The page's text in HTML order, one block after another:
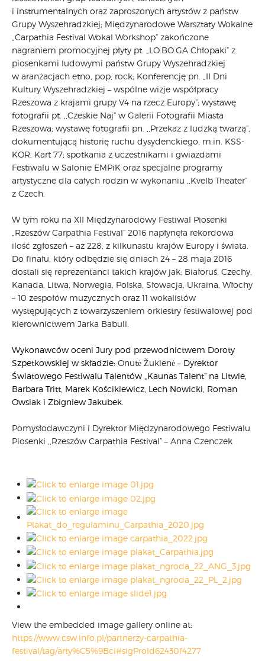
i instrumentalnych oraz zaproszonych artystów z państw
Grupy Wyszehradzkiej; Międzynarodowe Warsztaty Wokalne
„Carpathia Festival Wokal Workshop” zakończone
nagraniem promocyjnej płyty pt. „LO.BO.GA Chłopaki” z
piosenkami ludowymi państw Grupy Wyszehradzkiej
w aranżacjach etno, pop, rock; Konferencję pn. „II Dni
Kultury Wyszehradzkiej – wspólne wizje współpracy
Rzeszowa z krajami grupy V4 na rzecz Europy”; wystawę
fotografii pt. ,,Czeskie Naj” w Galerii Fotografii Miasta
Rzeszowa; wystawę fotografii pn. ,,Przekaz z ludzką twarzą”,
dokumentującą historię ruchu dysydenckiego, m.in. KSS-
KOR, Kart 77; spotkania z uczestnikami i gwiazdami
Festiwalu w Salonie EMPiK oraz specjalne programy
artystyczne dla całych rodzin w wykonaniu ,,Kvelb Theater”
z Czech.
W tym roku na XII Międzynarodowy Festiwal Piosenki
„Rzeszów Carpathia Festival” 2016 napłynęła rekordowa
ilość zgłoszeń – aż 228, z kilkunastu krajów Europy i świata.
Do finału, który odbędzie się dniach 24 – 28 maja 2016
dostali się reprezentanci takich krajów jak: Białoruś, Czechy,
Kanada, Litwa, Norwegia, Polska, Słowacja, Ukraina, Włochy
– 10 zespołów muzycznych oraz 11 wokalistów
występujących z towarzyszeniem orkiestry festiwalowej pod
kierownictwem Jarka Babuli.
Wykonawców oceni Jury pod przewodnictwem Doroty
Szpetkowskiej w składzie: Onutė Žukienė – Dyrektor
Światowego Festiwalu Talentów „Kaunas Talent” na Litwie,
Barbara Tritt, Marek Kościkiewicz, Lech Nowicki, Roman
Owsiak i Zbigniew Jakubek.
Pomysłodawczyni i Dyrektor Międzynarodowego Festiwalu
Piosenki ,,Rzeszów Carpathia Festival” – Anna Czenczek
View the embedded image gallery online at:
https://www.csw.info.pl/partnerzy-carpathia-
festival/tag/arty%C5%9Bci#sigProId62430f4277